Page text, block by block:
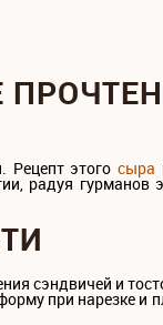
Рецепт этого сыра
радуя
сэндвичей и
при нарезке и